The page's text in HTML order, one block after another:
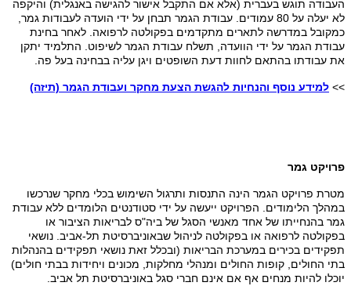
העבודה תוגש בעברית (אלא אם התקבל אישור להגישה באנגלית) והיקפה
לא יעלה על 80 עמודים. עבודת הגמר תבחן על ידי הועדה לעבודות גמר,
כמקובל במדרשה לתארים מתקדמים בפקולטה לרפואה. לאחר בחינת
עבודת הגמר על ידי הוועדה, תשלח עבודת הגמר לשיפוט. התלמיד יתקן
את עבודתו בהתאם לחוות דעת השופטים ויגן עליה בבחינה בעל פה.
>> למידע נוסף והנחיות להגשת הצעת מחקר ועבודת הגמר (תיזה)
פרויקט גמר
מטרת פרויקט הגמר הינה התנסות ותרגול השימוש בכלי מחקר שנרכשו
במהלך הלימודים. הפרויקט ייעשה על ידי סטודנטים הלומדים ללא עבודת
גמר בהנחייתו של אחד מאנשי הסגל של ביה"ס לבריאות הציבור או
בפקולטה לרפואה או בפקולטה לניהול שבאוניברסיטת תל-אביב. נושאי
תפקידים בכירים במערכת הבריאות (ובכלל זאת נושאי תפקידים בהנהלות
בתי החולים, קופות החולים ומנהלי מחלקות, מכונים ויחידות בבתי חולים)
יוכלו להיות מנחים אף אם אינם חברי סגל באוניברסיטת תל אביב.